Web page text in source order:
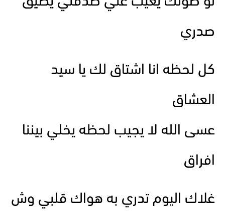
صدري
كل لحظه انا اشتاق لك يا سيد
العشاق
عسى الله لا يجيب لحظه يخلي بيننا
افراق
غلاك اليوم تدري به هواك قلبي وش